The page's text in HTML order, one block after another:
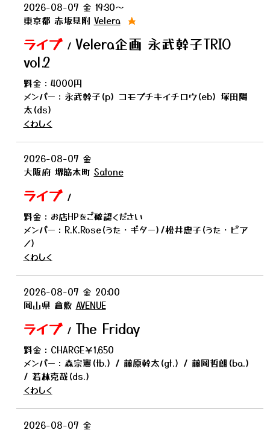
2026-08-07 金 19:30〜
東京都 赤坂見附 Velera ★
ライブ / Velera企画 永武幹子TRIO
vol.2
料金：4000円
メンバー：永武幹子(p) コモブチキイチロウ(eb) 塚田陽
太(ds)
くわしく
2026-08-07 金
大阪府 堺筋本町 Satone
ライブ /
料金：お店HPをご確認ください
メンバー：R.K.Rose(うた・ギター)/松井恵子(うた・ピア
ノ)
くわしく
2026-08-07 金 20:00
岡山県 倉敷 AVENUE
ライブ / The Friday
料金：CHARGE￥1,650
メンバー：森宗憲(tb.) / 藤原幹太(gt.) / 藤岡哲朗(ba.)
/ 若林克哉(ds.)
くわしく
2026-08-07 金